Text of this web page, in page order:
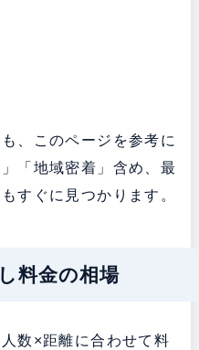
、このページを参考に
「地域密着」含め、最
すぐに見つかります。
料金の相場
数×距離に合わせて料